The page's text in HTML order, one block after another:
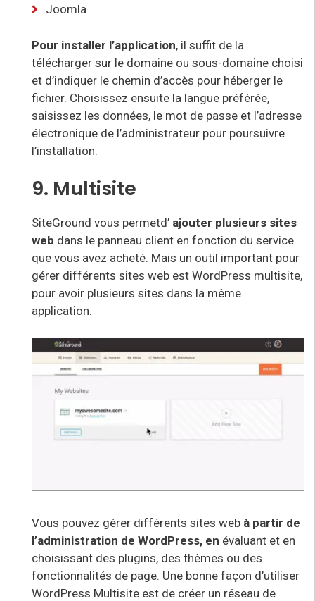
Joomla
Pour installer l’application, il suffit de la
télécharger sur le domaine ou sous-domaine choisi
et d’indiquer le chemin d’accès pour héberger le
fichier. Choisissez ensuite la langue préférée,
saisissez les données, le mot de passe et l’adresse
électronique de l’administrateur pour poursuivre
l’installation.
9. Multisite
SiteGround vous permetd’ ajouter plusieurs sites
web dans le panneau client en fonction du service
que vous avez acheté. Mais un outil important pour
gérer différents sites web est WordPress multisite,
pour avoir plusieurs sites dans la même
application.
Vous pouvez gérer différents sites web à partir de
l’administration de WordPress, en évaluant et en
choisissant des plugins, des thèmes ou des
fonctionnalités de page. Une bonne façon d’utiliser
WordPress Multisite est de créer un réseau de